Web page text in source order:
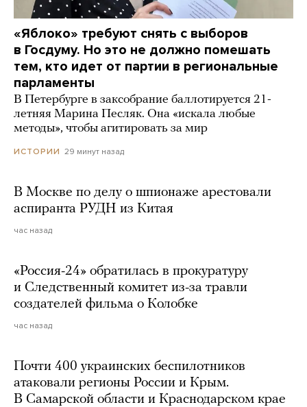
«Яблоко» требуют снять с выборов
в Госдуму. Но это не должно помешать
тем, кто идет от партии в региональные
парламенты
В Петербурге в заксобрание баллотируется 21-
летняя Марина Песляк. Она «искала любые
методы», чтобы агитировать за мир
ИСТОРИИ 29 минут назад
В Москве по делу о шпионаже арестовали
аспиранта РУДН из Китая
час назад
«Россия-24» обратилась в прокуратуру
и Следственный комитет из-за травли
создателей фильма о Колобке
час назад
Почти 400 украинских беспилотников
атаковали регионы России и Крым.
В Самарской области и Краснодарском крае